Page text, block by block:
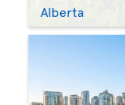
Alberta